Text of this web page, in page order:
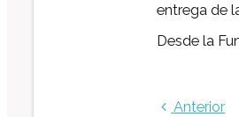
entrega de
Desde la
Anterior